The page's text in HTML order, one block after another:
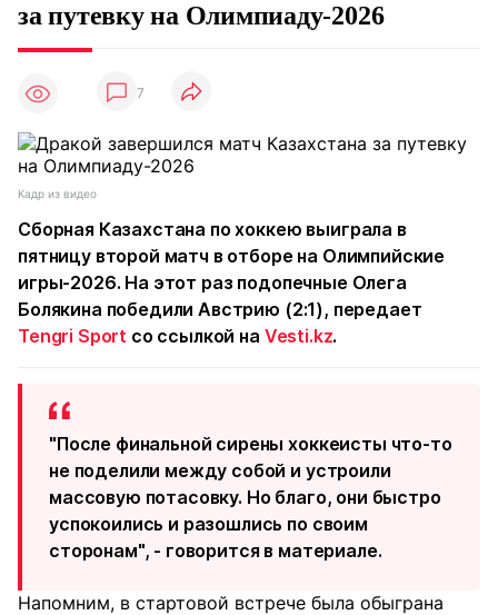
за путевку на Олимпиаду-2026
7
Кадр из видео
Сборная Казахстана по хоккею выиграла в
пятницу второй матч в отборе на Олимпийские
игры-2026. На этот раз подопечные Олега
Болякина победили Австрию (2:1), передает
Tengri Sport со ссылкой на Vesti.kz.
"После финальной сирены хоккеисты что-то
не поделили между собой и устроили
массовую потасовку. Но благо, они быстро
успокоились и разошлись по своим
сторонам", - говорится в материале.
Напомним, в стартовой встрече была обыграна